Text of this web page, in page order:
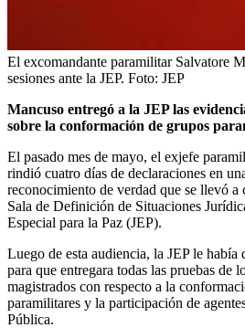
El excomandante paramilitar Salvatore
sesiones ante la JEP. Foto: JEP
Mancuso entregó a la JEP las
sobre la conformación de grupos
El pasado mes de mayo, el exjefe
rindió cuatro días de declaraciones en
reconocimiento de verdad que se llevó a
Sala de Definición de Situaciones
Especial para la Paz (JEP).
Luego de esta audiencia, la JEP le había
para que entregara todas las pruebas de
magistrados con respecto a la
paramilitares y la participación de
Pública.